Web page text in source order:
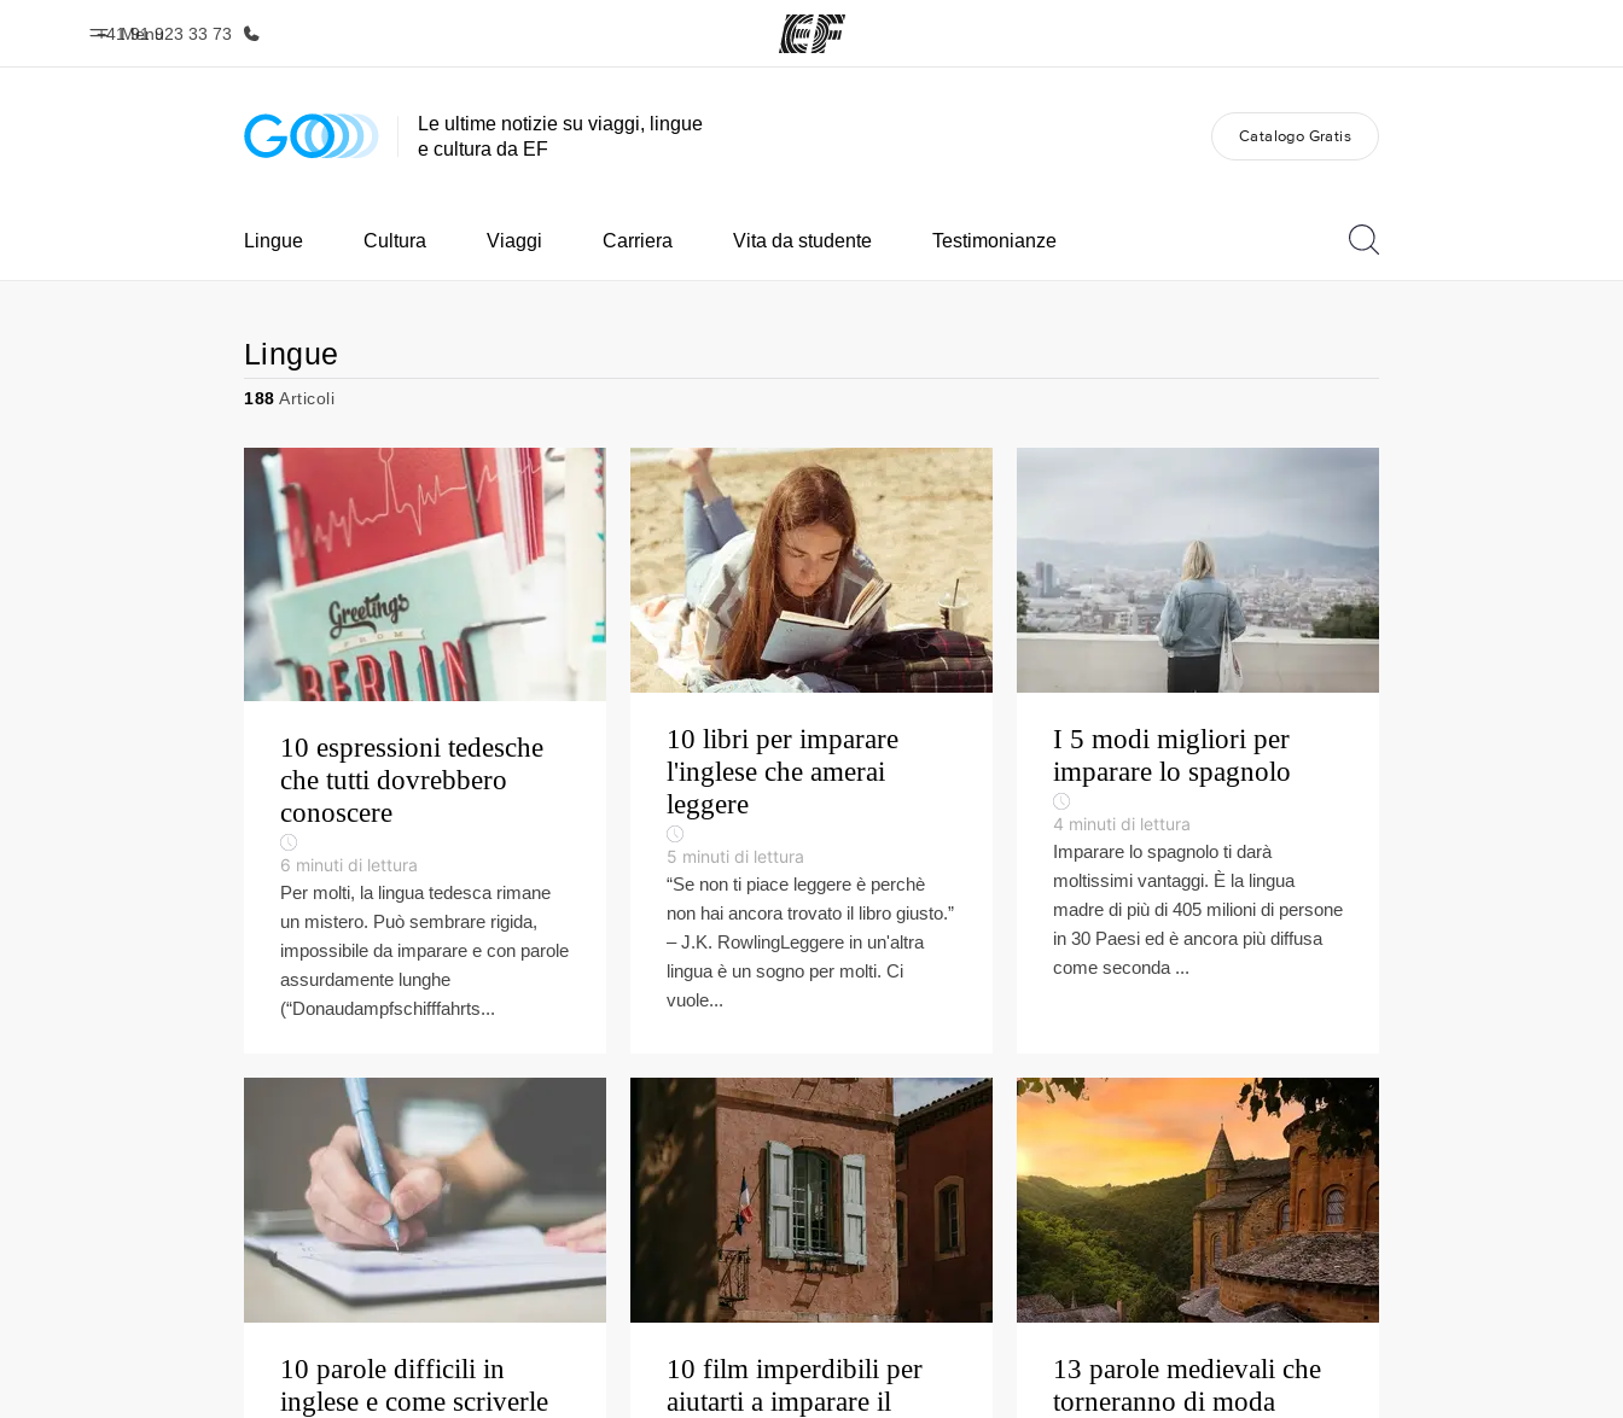
Menu
+41 91 923 33 73
Homepage Programmi Carriera
Le ultime notizie su viaggi, lingue
e cultura da EF
Catalogo Gratis
Lingue Cultura Viaggi Carriera Vita da studente Testimonianze
Lingue
188 Articoli
10 espressioni tedesche
che tutti dovrebbero
conoscere
6 minuti di lettura
Per molti, la lingua tedesca rimane
un mistero. Può sembrare rigida,
impossibile da imparare e con parole
assurdamente lunghe
(“Donaudampfschifffahrts...
10 libri per imparare
l'inglese che amerai
leggere
5 minuti di lettura
“Se non ti piace leggere è perchè
non hai ancora trovato il libro giusto.”
– J.K. RowlingLeggere in un'altra
lingua è un sogno per molti. Ci
vuole...
I 5 modi migliori per
imparare lo spagnolo
4 minuti di lettura
Imparare lo spagnolo ti darà
moltissimi vantaggi. È la lingua
madre di più di 405 milioni di persone
in 30 Paesi ed è ancora più diffusa
come seconda ...
10 parole difficili in
inglese e come scriverle
10 film imperdibili per
aiutarti a imparare il
13 parole medievali che
torneranno di moda